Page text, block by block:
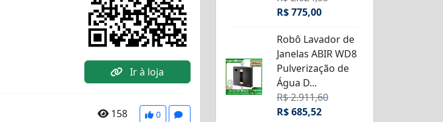
Ir à loja
158 0
R$ 775,00
Robô Lavador de
Janelas ABIR WD8
Pulverização de
Água D...
R$ 2.911,60
R$ 685,52